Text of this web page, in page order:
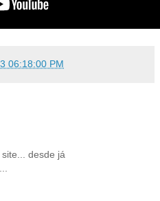
06:18:00 PM
desde já